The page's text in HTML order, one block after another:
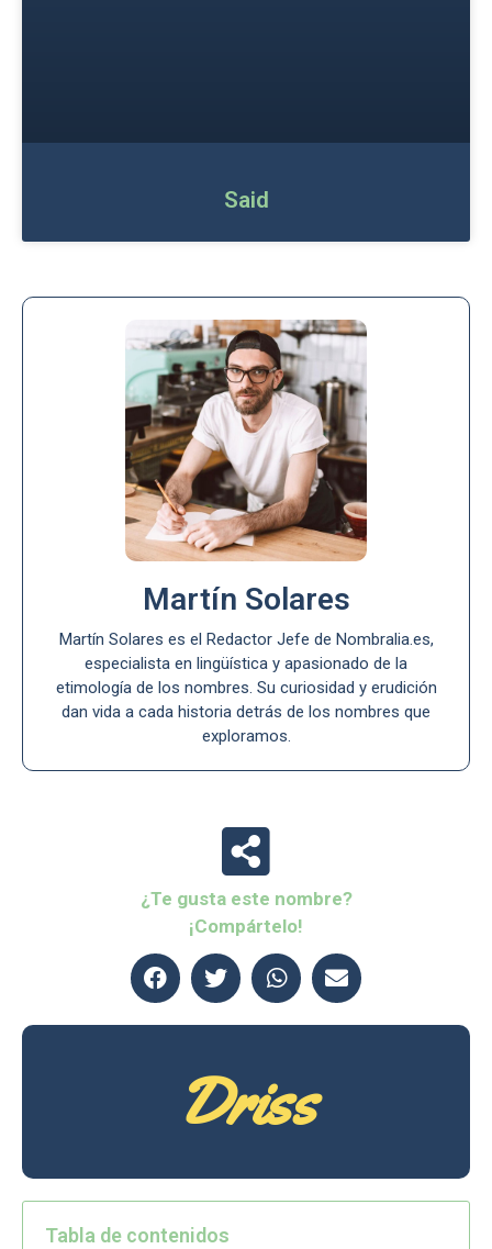
Said
Martín Solares
Martín Solares es el Redactor Jefe de Nombralia.es,
especialista en lingüística y apasionado de la
etimología de los nombres. Su curiosidad y erudición
dan vida a cada historia detrás de los nombres que
exploramos.
¿Te gusta este nombre?
¡Compártelo!
Driss
Tabla de contenidos